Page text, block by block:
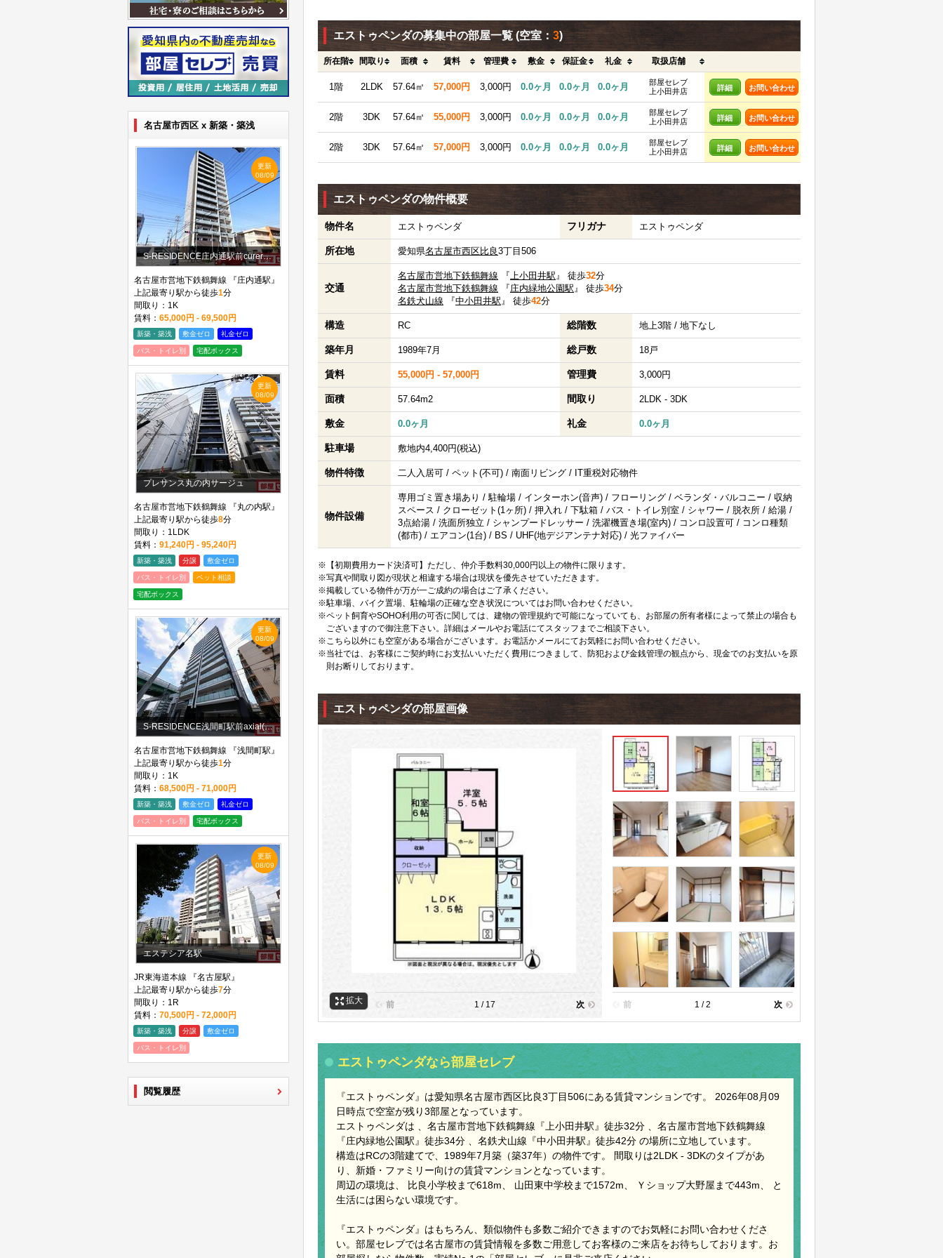
名古屋市西区 x 新築・築浅
更新
08/09
S-RESIDENCE庄内通駅前curere(クラーレ)
名古屋市営地下鉄鶴舞線 『庄内通駅』
上記最寄り駅から徒歩1分
間取り：1K
賃料： 65,000円 - 69,500円
新築・築浅 敷金ゼロ 礼金ゼロ
バス・トイレ別 宅配ボックス
更新
08/09
プレサンス丸の内サージュ
名古屋市営地下鉄鶴舞線 『丸の内駅』
上記最寄り駅から徒歩8分
間取り：1LDK
賃料： 91,240円 - 95,240円
新築・築浅 分譲 敷金ゼロ
バス・トイレ別 ペット相談
宅配ボックス
更新
08/09
S-RESIDENCE浅間町駅前axial(アクシャル)
名古屋市営地下鉄鶴舞線 『浅間町駅』
上記最寄り駅から徒歩1分
間取り：1K
賃料： 68,500円 - 71,000円
新築・築浅 敷金ゼロ 礼金ゼロ
バス・トイレ別 宅配ボックス
更新
08/09
エステシア名駅
JR東海道本線 『名古屋駅』
上記最寄り駅から徒歩7分
間取り：1R
賃料： 70,500円 - 72,000円
新築・築浅 分譲 敷金ゼロ
バス・トイレ別
閲覧履歴
エストゥペンダの募集中の部屋一覧(空室： 3)
所在階 間取り 面積 賃料 管理費 敷金 保証金 礼金 取扱店舗
1階 2LDK 57.64㎡ 57,000円 3,000円 0.0ヶ月 0.0ヶ月 0.0ヶ月
部屋セレブ
上小田井店
詳細 お問い合わせ
2階 3DK 57.64㎡ 55,000円 3,000円 0.0ヶ月 0.0ヶ月 0.0ヶ月
部屋セレブ
上小田井店
詳細 お問い合わせ
2階 3DK 57.64㎡ 57,000円 3,000円 0.0ヶ月 0.0ヶ月 0.0ヶ月
部屋セレブ
上小田井店
詳細 お問い合わせ
エストゥペンダの物件概要
物件名 エストゥペンダ フリガナ エストゥペンダ
所在地 愛知県名古屋市西区比良3丁目506
交通
名古屋市営地下鉄鶴舞線 『上小田井駅』 徒歩32分
名古屋市営地下鉄鶴舞線 『庄内緑地公園駅』 徒歩34分
名鉄犬山線 『中小田井駅』 徒歩42分
構造 RC 総階数 地上3階 / 地下なし
築年月 1989年7月 総戸数 18戸
賃料 55,000円 - 57,000円 管理費 3,000円
面積 57.64m2 間取り 2LDK - 3DK
敷金 0.0ヶ月 礼金 0.0ヶ月
駐車場 敷地内4,400円(税込)
物件特徴 二人入居可 / ペット(不可) / 南面リビング / IT重税対応物件
物件設備
専用ゴミ置き場あり / 駐輪場 / インターホン(音声) / フローリング / ベランダ・バルコニー / 収納
スペース / クローゼット(1ヶ所) / 押入れ / 下駄箱 / バス・トイレ別室 / シャワー / 脱衣所 / 給湯 /
3点給湯 / 洗面所独立 / シャンプードレッサー / 洗濯機置き場(室内) / コンロ設置可 / コンロ種類
(都市) / エアコン(1台) / BS / UHF(地デジアンテナ対応) / 光ファイバー
※【初期費用カード決済可】ただし、仲介手数料30,000円以上の物件に限ります。
※写真や間取り図が現状と相違する場合は現状を優先させていただきます。
※掲載している物件が万が一ご成約の場合はご了承ください。
※駐車場、バイク置場、駐輪場の正確な空き状況についてはお問い合わせください。
※ペット飼育やSOHO利用の可否に関しては、建物の管理規約で可能になっていても、お部屋の所有者様によって禁止の場合も
ございますので御注意下さい。詳細はメールやお電話にてスタッフまでご相談下さい。
※こちら以外にも空室がある場合がございます。お電話かメールにてお気軽にお問い合わせください。
※当社では、お客様にご契約時にお支払いいただく費用につきまして、防犯および金銭管理の観点から、現金でのお支払いを原
則お断りしております。
エストゥペンダの部屋画像
拡大 前 1 / 17 次 前 1 / 2 次
エストゥペンダなら部屋セレブ
『エストゥペンダ』は愛知県名古屋市西区比良3丁目506にある賃貸マンションです。 2026年08月09
日時点で空室が残り3部屋となっています。
エストゥペンダは 、名古屋市営地下鉄鶴舞線『上小田井駅』徒歩32分 、名古屋市営地下鉄鶴舞線
『庄内緑地公園駅』徒歩34分 、名鉄犬山線『中小田井駅』徒歩42分 の場所に立地しています。
構造はRCの3階建てで、1989年7月築（築37年）の物件です。 間取りは2LDK - 3DKのタイプがあ
り、新婚・ファミリー向けの賃貸マンションとなっています。
周辺の環境は、 比良小学校まで618m、 山田東中学校まで1572m、 Ｙショップ大野屋まで443m、 と
生活には困らない環境です。
『エストゥペンダ』はもちろん、類似物件も多数ご紹介できますのでお気軽にお問い合わせくださ
い。部屋セレブでは名古屋市の賃貸情報を多数ご用意してお客様のご来店をお待ちしております。お